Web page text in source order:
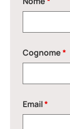
Cognome*
Email*